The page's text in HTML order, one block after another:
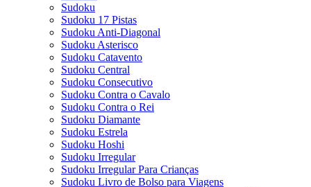
Sudoku
Sudoku 17 Pistas
Sudoku Anti-Diagonal
Sudoku Asterisco
Sudoku Catavento
Sudoku Central
Sudoku Consecutivo
Sudoku Contra o Cavalo
Sudoku Contra o Rei
Sudoku Diamante
Sudoku Estrela
Sudoku Hoshi
Sudoku Irregular
Sudoku Irregular Para Crianças
Sudoku Livro de Bolso para Viagens